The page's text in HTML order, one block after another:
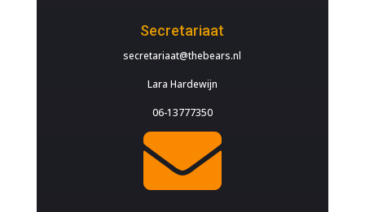
Secretariaat
secretariaat@thebears.nl
Lara Hardewijn
06-13777350
